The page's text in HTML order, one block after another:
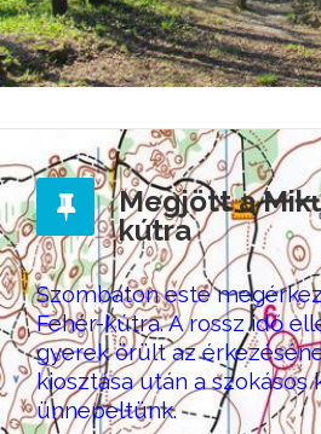
Megjött a
kútra
Szombaton este
Fehér-kútra. A rossz idő
gyerek örült az
kiosztása után a szokásos
ünnepeltünk.